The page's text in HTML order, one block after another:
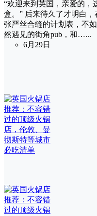
“欢迎来到英国，亲爱的，
盒。” 后来待久了才明白
张严丝合缝的计划表，不
然遇见的街角pub，和…...
6月29日